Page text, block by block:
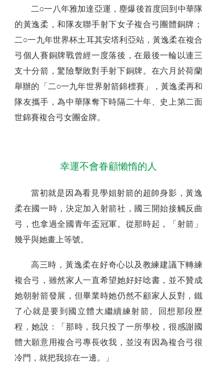
二○一八年雅加達亞運，塵爆後首度回到中華隊
的黃逸柔，和隊友聯手射下女子複合弓團體銅牌；
二○一九年世界杯土耳其安塔利亞站，黃逸柔在複合
弓個人賽銅牌戰曾經一度落後，在最後一輪以連三
支十分箭，驚險擊敗對手射下銅牌。在六月於荷蘭
舉辦的「二○一九年世界射箭錦標賽」，黃逸柔再和
隊友攜手，為中華隊奪下時隔二十年、史上第二面
世錦賽複合弓女團金牌。
幸運不會眷顧懶惰的人
當初就是因為看見學姐射箭的超帥身影，黃逸
柔在國一時，決定加入射箭社，國三開始接觸反曲
弓，也拿過全國青年盃冠軍。從那時起，「射箭」
幾乎與她畫上等號。
高三時，黃逸柔在好奇心以及教練建議下轉練
複合弓，雖然家人一直希望她好好唸書，並不贊成
她朝射箭發展，但畢業時她仍然不顧家人反對，鐵
了心就是要到國立體大繼續練射箭。回想那段歷
程，她說：「那時，我只投了一所學校，很感謝國
體大願意用複合弓專長收我，並沒有因為複合弓很
冷門，就把我掠在一邊。」